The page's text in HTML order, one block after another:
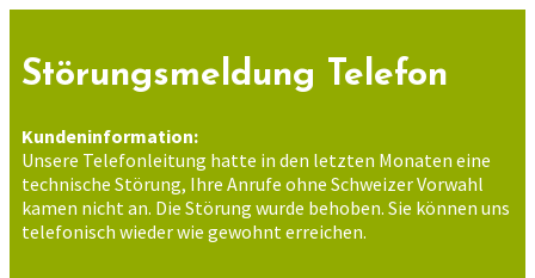
springen
Störungsmeldung Telefon
Kundeninformation:
Unsere Telefonleitung hatte in den letzten Monaten eine
technische Störung, Ihre Anrufe ohne Schweizer Vorwahl
kamen nicht an. Die Störung wurde behoben. Sie können uns
telefonisch wieder wie gewohnt erreichen.